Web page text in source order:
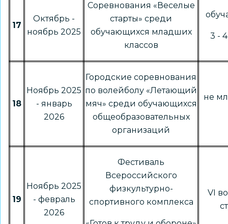
17
Октябрь -
ноябрь 2025
Соревнования «Веселые
старты» среди
обучающихся младших
классов
3 -
18
Ноябрь 2025
- январь
2026
Городские соревнования
по волейболу «Летающий
мяч» среди обучающихся
общеобразовательных
организаций
не
19
Ноябрь 2025
- февраль
2026
Фестиваль
Всероссийского
физкультурно-
спортивного комплекса
VI